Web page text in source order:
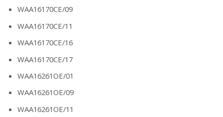
WAA16170CE/09
WAA16170CE/11
WAA16170CE/16
WAA16170CE/17
WAA16261OE/01
WAA16261OE/09
WAA16261OE/11